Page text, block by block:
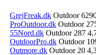
GrejFreak.dk Outdoor
ProOutdoor.dk Outdoor
55Nord.dk Outdoor 287
OutdoorPro.dk Outdoor
Outmore.dk Outdoor 20